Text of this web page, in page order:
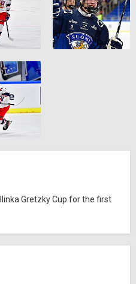
Gretzky Cup for the first